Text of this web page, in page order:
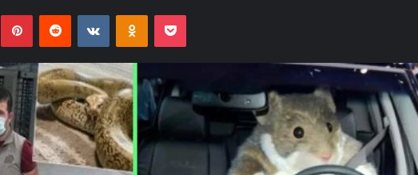
PinterestReddit VKontakteOdnoklassniki
Pocket